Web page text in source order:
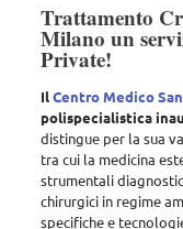
Trattamento
Milano un
Private!
IlCentro Medico
polispecialistica
distingue per la sua
tra cui la medicina
strumentali
chirurgici in regime
specifiche e